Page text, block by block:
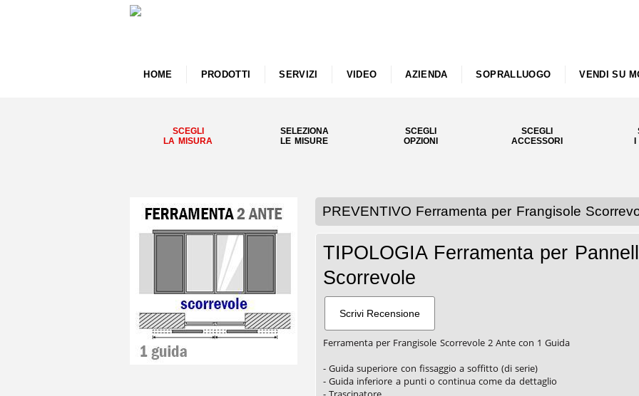
HOME PRODOTTI SERVIZI VIDEO AZIENDA SOPRALLUOGO VENDI SU
SCEGLI
LA MISURA
SELEZIONA
LE MISURE
SCEGLI
OPZIONI
SCEGLI
ACCESSORI
PREVENTIVO Ferramenta per Frangisole
TIPOLOGIA Ferramenta per
Scorrevole
Ferramenta per Frangisole Scorrevole 2 Ante con 1 Guida
- Guida superiore con fissaggio a soffitto (di serie)
- Guida inferiore a punti o continua come da dettaglio